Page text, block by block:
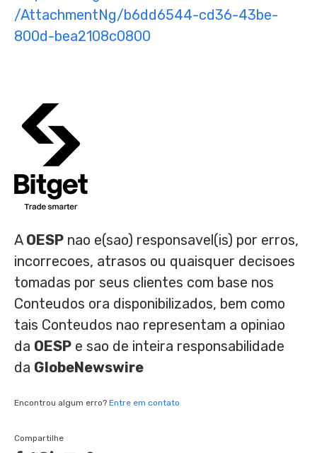
/AttachmentNg/b6dd6544-cd36-43be-
800d-bea2108c0800
A OESP nao e(sao) responsavel(is) por erros,
incorrecoes, atrasos ou quaisquer decisoes
tomadas por seus clientes com base nos
Conteudos ora disponibilizados, bem como
tais Conteudos nao representam a opiniao
da OESP e sao de inteira responsabilidade
da GlobeNewswire
Encontrou algum erro? Entre em contato
Compartilhe